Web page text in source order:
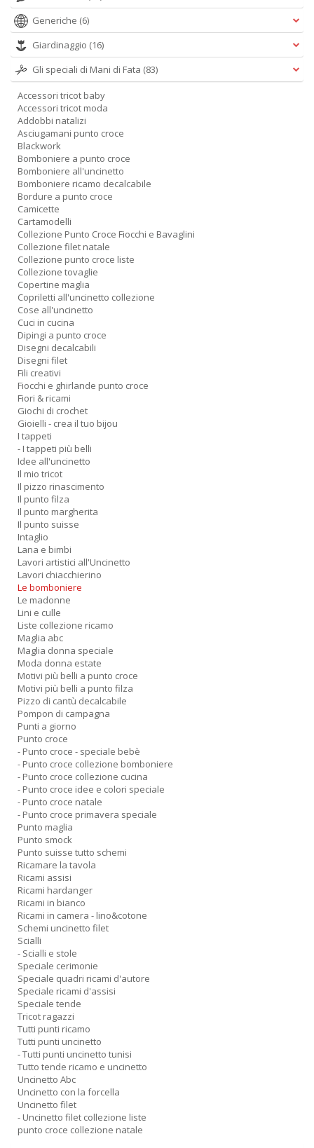
Generiche (6)
Giardinaggio (16)
Gli speciali di Mani di Fata (83)
Accessori tricot baby
Accessori tricot moda
Addobbi natalizi
Asciugamani punto croce
Blackwork
Bomboniere a punto croce
Bomboniere all'uncinetto
Bomboniere ricamo decalcabile
Bordure a punto croce
Camicette
Cartamodelli
Collezione Punto Croce Fiocchi e Bavaglini
Collezione filet natale
Collezione punto croce liste
Collezione tovaglie
Copertine maglia
Copriletti all'uncinetto collezione
Cose all'uncinetto
Cuci in cucina
Dipingi a punto croce
Disegni decalcabili
Disegni filet
Fili creativi
Fiocchi e ghirlande punto croce
Fiori & ricami
Giochi di crochet
Gioielli - crea il tuo bijou
I tappeti
- I tappeti più belli
Idee all'uncinetto
Il mio tricot
Il pizzo rinascimento
Il punto filza
Il punto margherita
Il punto suisse
Intaglio
Lana e bimbi
Lavori artistici all'Uncinetto
Lavori chiacchierino
Le bomboniere
Le madonne
Lini e culle
Liste collezione ricamo
Maglia abc
Maglia donna speciale
Moda donna estate
Motivi più belli a punto croce
Motivi più belli a punto filza
Pizzo di cantù decalcabile
Pompon di campagna
Punti a giorno
Punto croce
- Punto croce - speciale bebè
- Punto croce collezione bomboniere
- Punto croce collezione cucina
- Punto croce idee e colori speciale
- Punto croce natale
- Punto croce primavera speciale
Punto maglia
Punto smock
Punto suisse tutto schemi
Ricamare la tavola
Ricami assisi
Ricami hardanger
Ricami in bianco
Ricami in camera - lino&cotone
Schemi uncinetto filet
Scialli
- Scialli e stole
Speciale cerimonie
Speciale quadri ricami d'autore
Speciale ricami d'assisi
Speciale tende
Tricot ragazzi
Tutti punti ricamo
Tutti punti uncinetto
- Tutti punti uncinetto tunisi
Tutto tende ricamo e uncinetto
Uncinetto Abc
Uncinetto con la forcella
Uncinetto filet
- Uncinetto filet collezione liste
punto croce collezione natale